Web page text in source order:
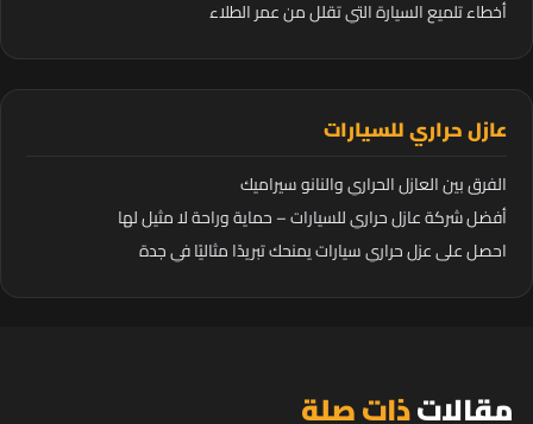
أخطاء تلميع السيارة التي تقلل من عمر الطلاء
عازل حراري للسيارات
الفرق بين العازل الحراري والنانو سيراميك
أفضل شركة عازل حراري للسيارات – حماية وراحة لا مثيل لها
احصل على عزل حراري سيارات يمنحك تبريدًا مثاليًا في جدة
مقالاتذات صلة